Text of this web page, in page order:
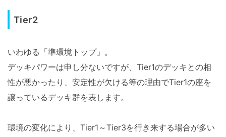
Tier2
いわゆる「準環境トップ」。
デッキパワーは申し分ないですが、Tier1のデッキとの相
性が悪かったり、安定性が欠ける等の理由でTier1の座を
譲っているデッキ群を表します。
環境の変化により、Tier1～Tier3を行き来する場合が多い